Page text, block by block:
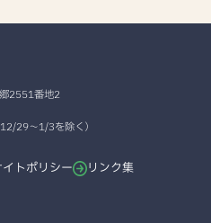
2551番地2
29～1/3を除く）
イトポリシー
リンク集